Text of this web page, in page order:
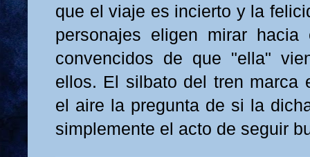
que el viaje es incierto y la
personajes eligen mirar
convencidos de que "ella"
ellos. El silbato del tren marca
el aire la pregunta de si la
simplemente el acto de seguir